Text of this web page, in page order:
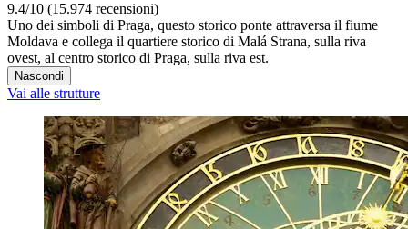
9.4/10 (15.974 recensioni)
Uno dei simboli di Praga, questo storico ponte attraversa il fiume
Moldava e collega il quartiere storico di Malá Strana, sulla riva
ovest, al centro storico di Praga, sulla riva est.
Nascondi
Vai alle strutture